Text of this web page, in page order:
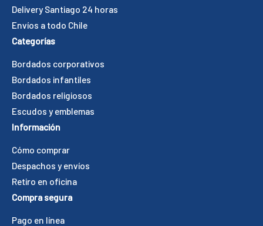
Delivery Santiago 24 horas
Envíos a todo Chile
Categorías
Bordados corporativos
Bordados infantiles
Bordados religiosos
Escudos y emblemas
Información
Cómo comprar
Despachos y envíos
Retiro en oficina
Compra segura
Pago en línea